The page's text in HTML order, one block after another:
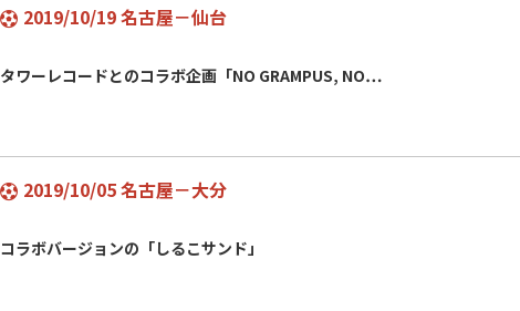
2019/10/19 名古屋－仙台
タワーレコードとのコラボ企画「NO GRAMPUS, NO…
2019/10/05 名古屋－大分
コラボバージョンの「しるこサンド」